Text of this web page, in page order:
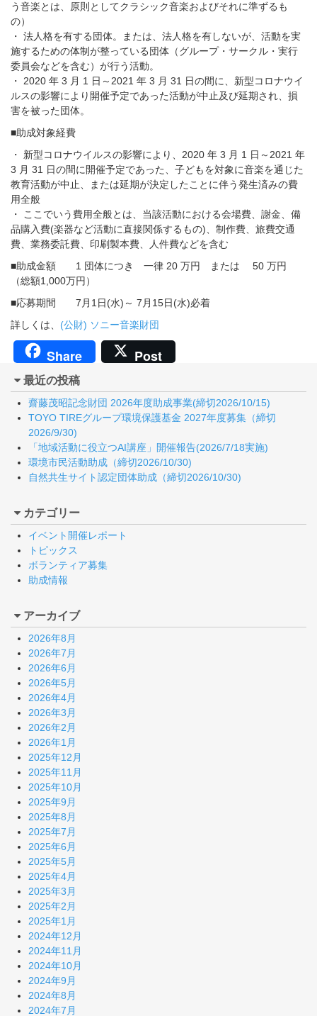
う音楽とは、原則としてクラシック音楽およびそれに準ずるも
の）
・ 法人格を有する団体。または、法人格を有しないが、活動を実
施するための体制が整っている団体（グループ・サークル・実行
委員会などを含む）が行う活動。
・ 2020 年 3 月 1 日～2021 年 3 月 31 日の間に、新型コロナウイ
ルスの影響により開催予定であった活動が中止及び延期され、損
害を被った団体。
■助成対象経費
・ 新型コロナウイルスの影響により、2020 年 3 月 1 日～2021 年
3 月 31 日の間に開催予定であった、子どもを対象に音楽を通じた
教育活動が中止、または延期が決定したことに伴う発生済みの費
用全般
・ ここでいう費用全般とは、当該活動における会場費、謝金、備
品購入費(楽器など活動に直接関係するもの)、制作費、旅費交通
費、業務委託費、印刷製本費、人件費などを含む
■助成金額 1 団体につき 一律 20 万円 または 50 万円
（総額1,000万円）
■応募期間 7月1日(水)～ 7月15日(水)必着
詳しくは、 (公財) ソニー音楽財団
Share Post
最近の投稿
齋藤茂昭記念財団 2026年度助成事業(締切2026/10/15)
TOYO TIREグループ環境保護基金 2027年度募集（締切
2026/9/30)
「地域活動に役立つAI講座」開催報告(2026/7/18実施)
環境市民活動助成（締切2026/10/30)
自然共生サイト認定団体助成（締切2026/10/30)
カテゴリー
イベント開催レポート
トピックス
ボランティア募集
助成情報
アーカイブ
2026年8月
2026年7月
2026年6月
2026年5月
2026年4月
2026年3月
2026年2月
2026年1月
2025年12月
2025年11月
2025年10月
2025年9月
2025年8月
2025年7月
2025年6月
2025年5月
2025年4月
2025年3月
2025年2月
2025年1月
2024年12月
2024年11月
2024年10月
2024年9月
2024年8月
2024年7月